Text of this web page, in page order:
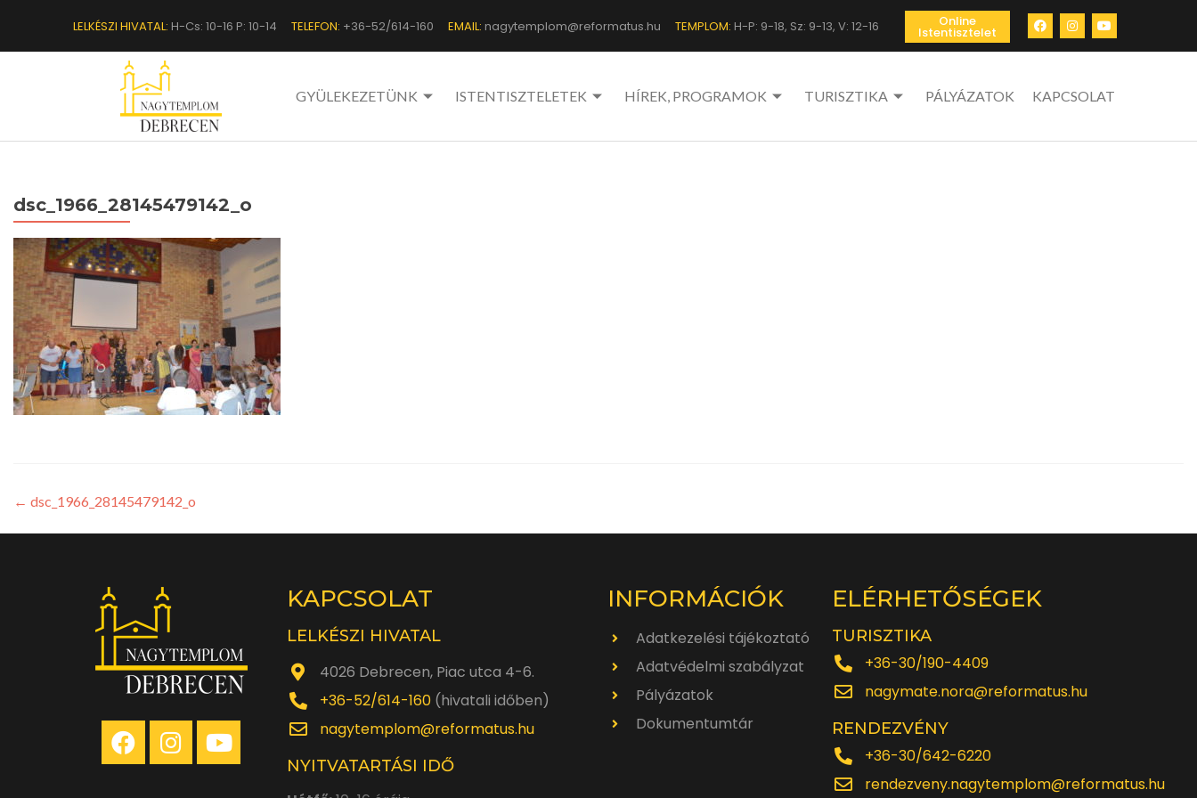
LELKÉSZI HIVATAL: H-Cs: 10-16 P: 10-14 TELEFON: +36-52/614-160 EMAIL: nagytemplom@reformatus.hu TEMPLOM: H-P: 9-18, Sz: 9-13, V: 12-16 Online
Istentisztelet
GYÜLEKEZETÜNK ISTENTISZTELETEK HÍREK, PROGRAMOK TURISZTIKA PÁLYÁZATOK KAPCSOLAT
dsc_1966_28145479142_o
← dsc_1966_28145479142_o
KAPCSOLAT
LELKÉSZI HIVATAL
4026 Debrecen, Piac utca 4-6.
+36-52/614-160 (hivatali időben)
nagytemplom@reformatus.hu
NYITVATARTÁSI IDŐ
INFORMÁCIÓK
Adatkezelési tájékoztató
Adatvédelmi szabályzat
Pályázatok
Dokumentumtár
ELÉRHETŐSÉGEK
TURISZTIKA
+36-30/190-4409
nagymate.nora@reformatus.hu
RENDEZVÉNY
+36-30/642-6220
rendezveny.nagytemplom@reformatus.hu